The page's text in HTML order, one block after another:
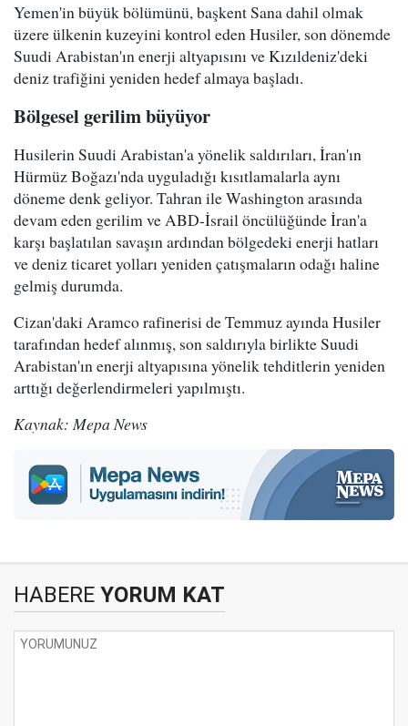
Yemen'in büyük bölümünü, başkent Sana dahil olmak
üzere ülkenin kuzeyini kontrol eden Husiler, son dönemde
Suudi Arabistan'ın enerji altyapısını ve Kızıldeniz'deki
deniz trafiğini yeniden hedef almaya başladı.
Bölgesel gerilim büyüyor
Husilerin Suudi Arabistan'a yönelik saldırıları, İran'ın
Hürmüz Boğazı'nda uyguladığı kısıtlamalarla aynı
döneme denk geliyor. Tahran ile Washington arasında
devam eden gerilim ve ABD-İsrail öncülüğünde İran'a
karşı başlatılan savaşın ardından bölgedeki enerji hatları
ve deniz ticaret yolları yeniden çatışmaların odağı haline
gelmiş durumda.
Cizan'daki Aramco rafinerisi de Temmuz ayında Husiler
tarafından hedef alınmış, son saldırıyla birlikte Suudi
Arabistan'ın enerji altyapısına yönelik tehditlerin yeniden
arttığı değerlendirmeleri yapılmıştı.
Kaynak: Mepa News
HABERE YORUM KAT